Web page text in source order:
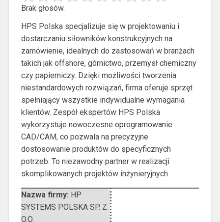
Brak głosów.
HPS Polska specjalizuje się w projektowaniu i
dostarczaniu siłowników konstrukcyjnych na
zamówienie, idealnych do zastosowań w branżach
takich jak offshore,górnictwo, przemysł chemiczny
czy papierniczy. Dzięki możliwości tworzenia
niestandardowych rozwiązań, firma oferuje sprzęt
spełniający wszystkie indywidualne wymagania
klientów. Zespół ekspertów HPS Polska
wykorzystuje nowoczesne oprogramowanie
CAD/CAM, co pozwala na precyzyjne
dostosowanie produktów do specyficznych
potrzeb. To niezawodny partner w realizacji
skomplikowanych projektów inżynieryjnych.
Nazwa firmy: HP
SYSTEMS POLSKA SP. Z
O.O.